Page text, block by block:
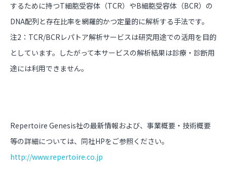
するために持つT細胞受容体（TCR）やB細胞受容体（BCR）の
DNA配列と存在比率を網羅的かつ定量的に解析する手法です。
注2：TCR/BCRレパトア解析サービスは研究用途での活用を目的
としています。したがって本サービスの解析結果は診療・診断用
途には利用できません。
Repertoire Genesis社の最新情報および、事業概要・技術概要
等の詳細については、同社HPをご参照ください。
http://www.repertoire.co.jp